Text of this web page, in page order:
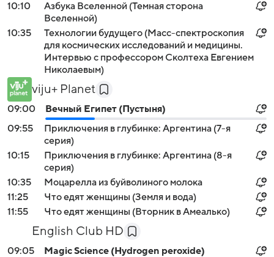
10:10
Азбука Вселенной (Темная сторона
Вселенной)
10:35
Технологии будущего (Масс-спектроскопия
для космических исследований и медицины.
Интервью с профессором Сколтеха Евгением
Николаевым)
viju+ Planet
09:00
Вечный Египет (Пустыня)
09:55
Приключения в глубинке: Аргентина (7-я
серия)
10:15
Приключения в глубинке: Аргентина (8-я
серия)
10:35
Моцарелла из буйволиного молока
11:25
Что едят женщины (Земля и вода)
11:55
Что едят женщины (Вторник в Амеалько)
English Club HD
09:05
Magic Science (Hydrogen peroxide)